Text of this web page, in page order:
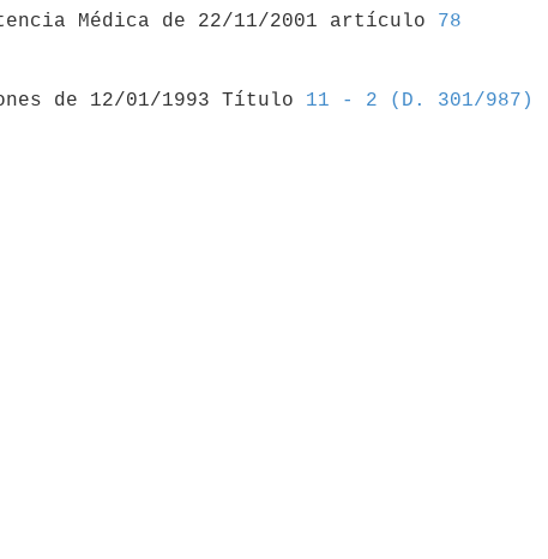
Médica de 22/11/2001 artículo 78
de 12/01/1993 Título 11 - 2 (D. 301/987)